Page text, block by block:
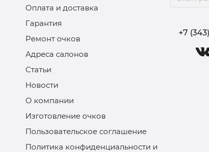
Оплата и доставка
Гарантия
Ремонт очков
Адреса салонов
Статьи
Новости
О компании
Изготовление очков
Пользовательское соглашение
Политика конфиденциальности и
+7